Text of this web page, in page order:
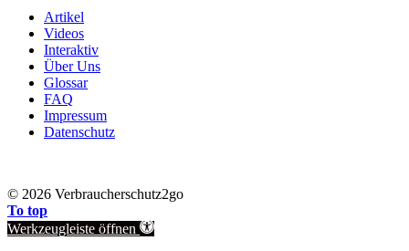
Artikel
Videos
Interaktiv
Über Uns
Glossar
FAQ
Impressum
Datenschutz
© 2026 Verbraucherschutz2go
To top
Werkzeugleiste öffnen